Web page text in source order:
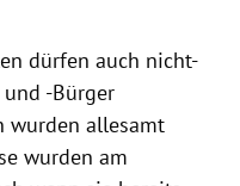
dürfen auch nicht-
-Bürger
wurden allesamt
wurden am